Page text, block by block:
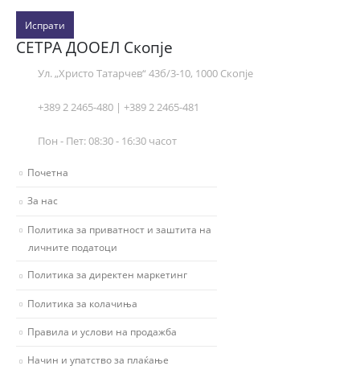
Испрати
СЕТРА ДООЕЛ Скопје
Ул. „Христо Татарчев“ 43б/3-10, 1000 Скопје
+389 2 2465-480 | +389 2 2465-481
Пон - Пет: 08:30 - 16:30 часот
Почетна
За нас
Политика за приватност и заштита на
личните податоци
Политика за директен маркетинг
Политика за колачиња
Правила и услови на продажба
Начин и упатство за плаќање